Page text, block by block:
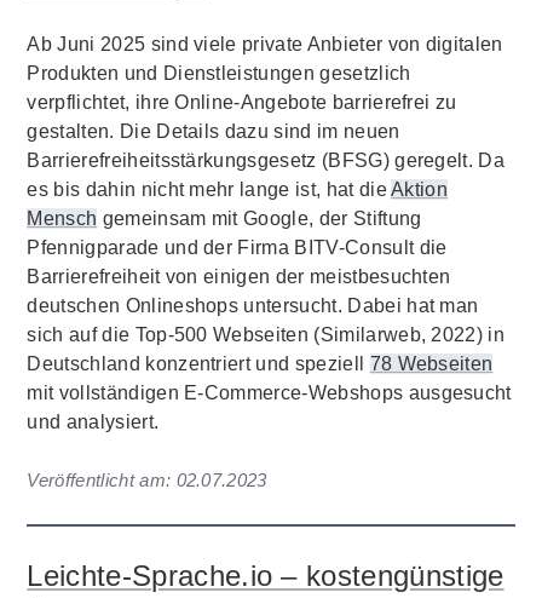
Ab Juni 2025 sind viele private Anbieter von digitalen
Produkten und Dienstleistungen gesetzlich
verpflichtet, ihre Online-Angebote barrierefrei zu
gestalten. Die Details dazu sind im neuen
Barrierefreiheitsstärkungsgesetz (BFSG) geregelt. Da
es bis dahin nicht mehr lange ist, hat dieAktion
Mensch gemeinsam mit Google, der Stiftung
Pfennigparade und der Firma BITV-Consult die
Barrierefreiheit von einigen der meistbesuchten
deutschen Onlineshops untersucht. Dabei hat man
sich auf die Top-500 Webseiten (Similarweb, 2022) in
Deutschland konzentriert und speziell 78 Webseiten
mit vollständigen E-Commerce-Webshops ausgesucht
und analysiert.
Veröffentlicht am: 02.07.2023
Leichte-Sprache.io – kostengünstige